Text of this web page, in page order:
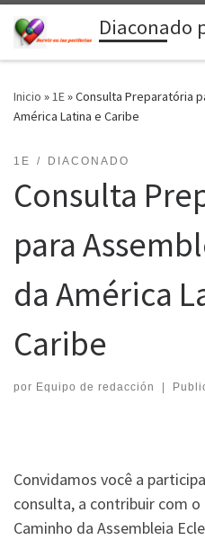
Saltar al contenidoDiaconado
Inicio »1E»Consulta Preparatória
América Latina e Caribe
1E DIACONADO
Consulta
para
da América
Caribe
por Equipo de redacción |
Convidamos você a
consulta, a contribuir com
Caminho da Assembleia